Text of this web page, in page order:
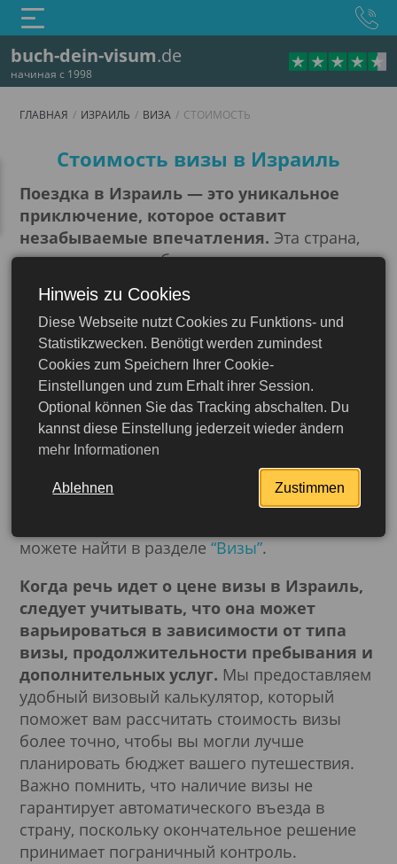
buch-dein-visum.de
начиная с 1998
Израиль
Подробнее
ГЛАВНАЯ ИЗРАИЛЬ ВИЗА СТОИМОСТЬ
Стоимость
Стоимость визы в Израиль
Поездка в Израиль — это уникальное
приключение, которое оставит
незабываемые впечатления. Эта страна,
являющаяся колыбелью древних
цивилизаций и современных достижений,
предлагает множество удивительных мест
для посещения. Прежде чем отправиться в
это путешествие, важно разобраться в
вопросах подготовки документов и
получения визы. Для поездки в Израиль вам
понадобятся определенные документы, и
хотя процесс получения визы не является
сложным, он может включать некоторые
нюансы, которые могут повлиять на
результат запроса. Подробности об условиях
можете найти в разделе “Визы”.
Когда речь идет о цене визы в Израиль,
следует учитывать, что она может
варьироваться в зависимости от типа
визы, продолжительности пребывания и
дополнительных услуг. Мы предоставляем
удобный визовый калькулятор, который
поможет вам рассчитать стоимость визы
более точно, чтобы вы могли лучше
планировать бюджет вашего путешествия.
Важно помнить, что наличие визы не
гарантирует автоматического въезда в
страну, поскольку окончательное решение
принимает пограничный контроль.
Hinweis zu Cookies
Diese Webseite nutzt Cookies zu Funktions- und
Statistikzwecken. Benötigt werden zumindest
Cookies zum Speichern Ihrer Cookie-
Einstellungen und zum Erhalt ihrer Session.
Optional können Sie das Tracking abschalten. Du
kannst diese Einstellung jederzeit wieder ändern
mehr Informationen
Ablehnen Zustimmen